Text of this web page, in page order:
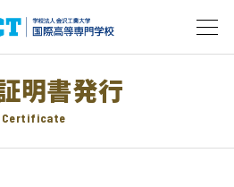
明書発行
Certificate